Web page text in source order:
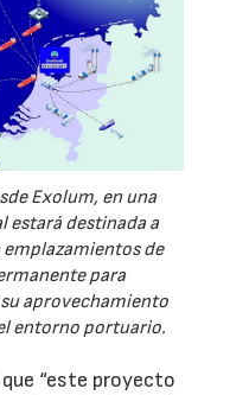
Exolum, en una
estará destinada a
de
para
aprovechamiento
entorno portuario.
“este proyecto